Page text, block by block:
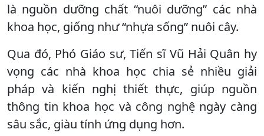
là nguồn dưỡng chất “nuôi dưỡng” các nhà
khoa học, giống như “nhựa sống” nuôi cây.
Qua đó, Phó Giáo sư, Tiến sĩ Vũ Hải Quân hy
vọng các nhà khoa học chia sẻ nhiều giải
pháp và kiến nghị thiết thực, giúp nguồn
thông tin khoa học và công nghệ ngày càng
sâu sắc, giàu tính ứng dụng hơn.